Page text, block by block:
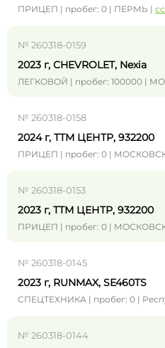
ПРИЦЕП | пробег: 0 | ПЕРМЬ |
№ 260318-0159
2023 г, CHEVROLET, Nexia
ЛЕГКОВОЙ | пробег: 100000 |
№ 260318-0158
2024 г, ТТМ ЦЕНТР, 932200
ПРИЦЕП | пробег: 0 |
№ 260318-0153
2023 г, ТТМ ЦЕНТР, 932200
ПРИЦЕП | пробег: 0 |
№ 260318-0145
2023 г, RUNMAX, SE460TS
СПЕЦТЕХНИКА | пробег: 0 |
№ 260318-0144